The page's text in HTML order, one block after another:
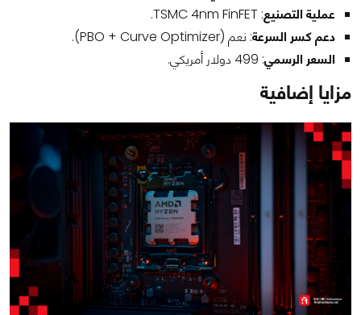
عملية التصنيع: TSMC 4nm FinFET.
دعم كسر السرعة: نعم (PBO + Curve Optimizer).
السعر الرسمي: 499 دولار أمريكي.
مزايا إضافية